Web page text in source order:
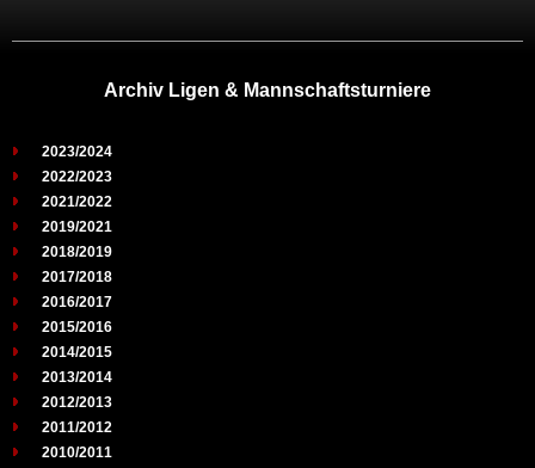
Archiv Ligen & Mannschaftsturniere
2023/2024
2022/2023
2021/2022
2019/2021
2018/2019
2017/2018
2016/2017
2015/2016
2014/2015
2013/2014
2012/2013
2011/2012
2010/2011